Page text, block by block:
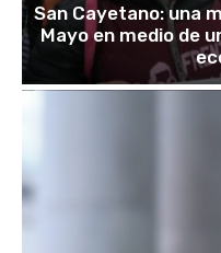
San Cayetano: una
Mayo en medio de